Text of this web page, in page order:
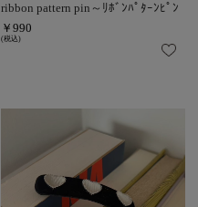
ribbon pattern pin～ﾘﾎﾞﾝﾊﾟﾀｰﾝﾋﾟﾝ
￥990
(税込)